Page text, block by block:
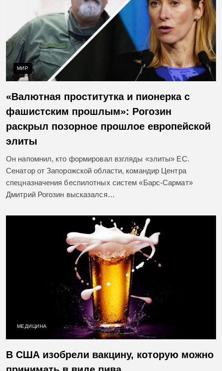
МИР
«Валютная проститутка и пионерка с
фашистским прошлым»: Рогозин
раскрыл позорное прошлое европейской
элиты
Он напомнил, кто формировал взгляды «элиты» ЕС.
Сенатор от Запорожской области, командир Центра
спецназначения беспилотных систем «Барс-Сармат»
Дмитрий Рогозин высказался…
МЕДИЦИНА
В США изобрели вакцину, которую можно